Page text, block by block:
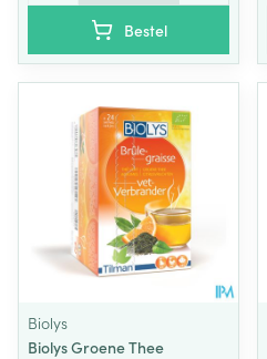
Bestel
Biolys
Biolys Groene Thee